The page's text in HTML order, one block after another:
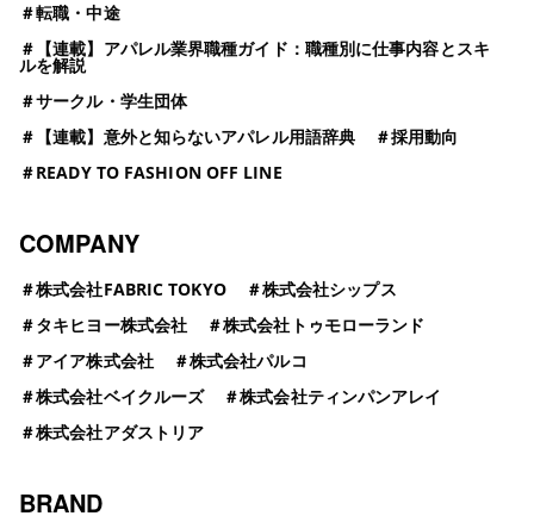
＃転職・中途
＃
【連載】アパレル業界職種ガイド：職種別に仕事内容とスキ
ルを解説
＃サークル・学生団体
＃
【連載】意外と知らないアパレル用語辞典 ＃採用動向
＃READY TO FASHION OFF LINE
COMPANY
＃株式会社FABRIC TOKYO ＃株式会社シップス
＃タキヒヨー株式会社 ＃株式会社トゥモローランド
＃アイア株式会社 ＃株式会社パルコ
＃株式会社ベイクルーズ ＃株式会社ティンパンアレイ
＃株式会社アダストリア
BRAND